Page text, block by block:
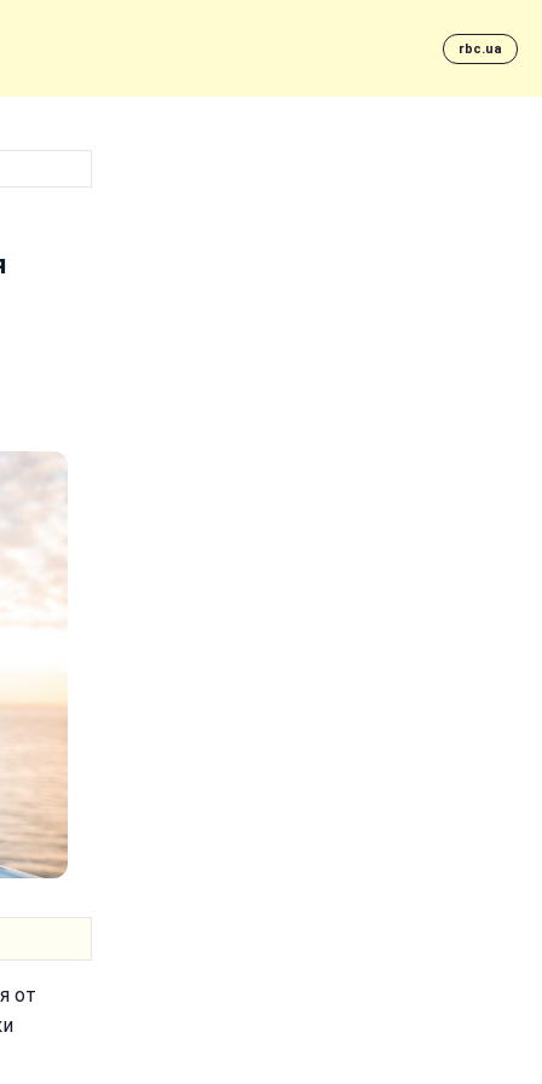
rbc.ua
от